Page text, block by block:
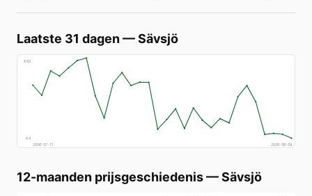
Laatste 31 dagen —Sävsjö
€83
€4
2026-07-11
2026-08-09
12-maanden prijsgeschiedenis—Sävsjö